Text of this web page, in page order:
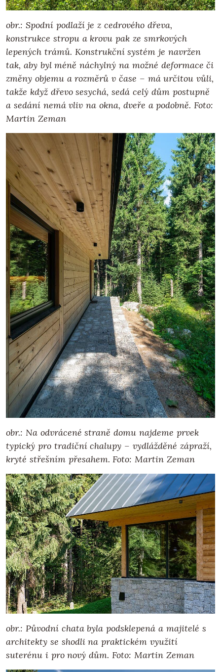
obr.: Spodní podlaží je z cedrového dřeva,
konstrukce stropu a krovu pak ze smrkových
lepených trámů. Konstrukční systém je navržen
tak, aby byl méně náchylný na možné deformace či
změny objemu a rozměrů v čase – má určitou vůli,
takže když dřevo sesychá, sedá celý dům postupně
a sedání nemá vliv na okna, dveře a podobně. Foto:
Martin Zeman
obr.: Na odvrácené straně domu najdeme prvek
typický pro tradiční chalupy – vydlážděné zápraží,
kryté střešním přesahem. Foto: Martin Zeman
obr.: Původní chata byla podsklepená a majitelé s
architekty se shodli na praktickém využití
suterénu i pro nový dům. Foto: Martin Zeman